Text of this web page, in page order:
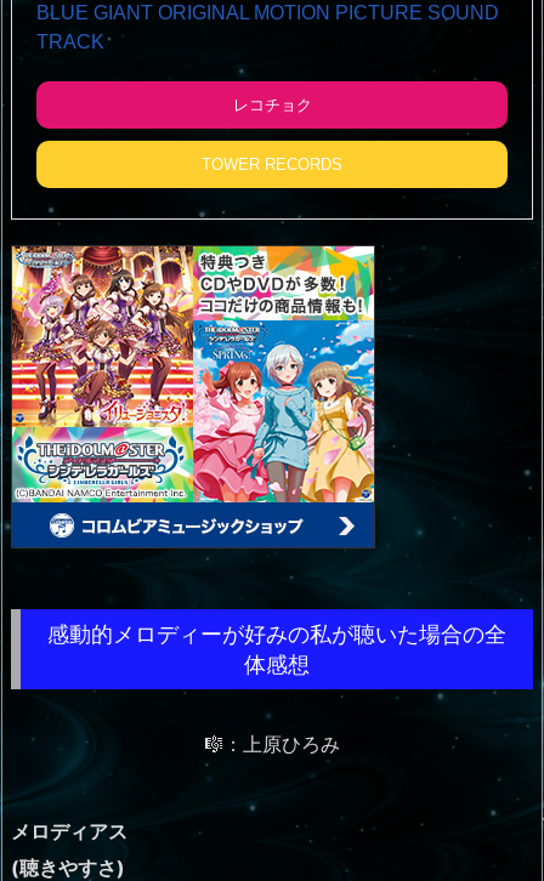
BLUE GIANT ORIGINAL MOTION PICTURE SOUND
TRACK
レコチョク
TOWER RECORDS
感動的メロディーが好みの私が聴いた場合の全
体感想
🎼：上原ひろみ
メロディアス
(聴きやすさ)